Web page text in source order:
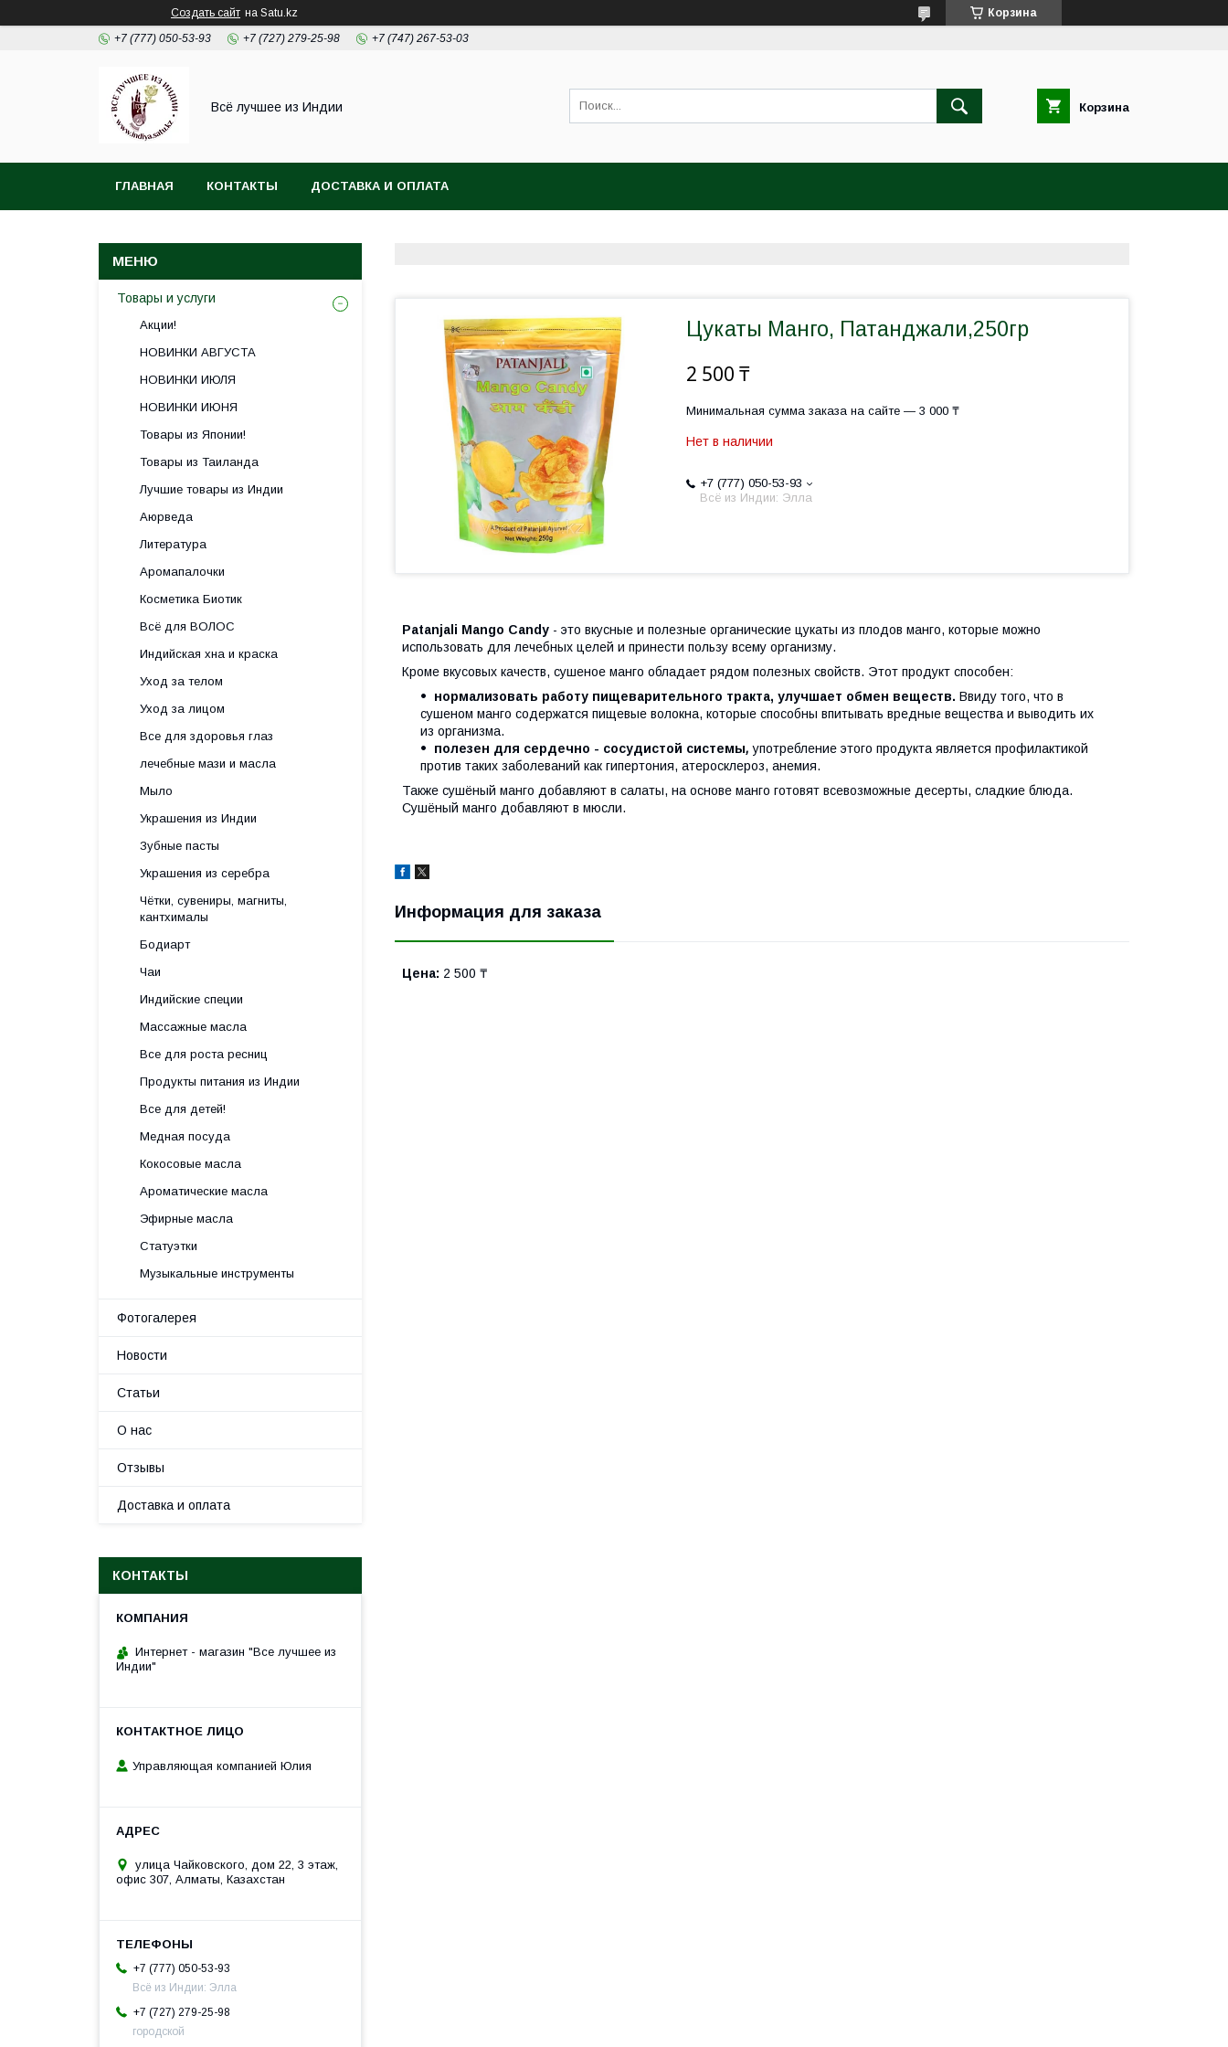
Создать сайт на Satu.kz Корзина
+7 (777) 050-53-93 +7 (727) 279-25-98 +7 (747) 267-53-03
Всё лучшее из Индии Корзина
ГЛАВНАЯ КОНТАКТЫ ДОСТАВКА И ОПЛАТА
Цукаты Манго, Патанджали,250гр
2 500 ₸
Минимальная сумма заказа на сайте — 3 000 ₸
Нет в наличии
+7 (777) 050-53-93
Всё из Индии: Элла
Patanjali Mango Candy - это вкусные и полезные органические цукаты из плодов манго, которые можно
использовать для лечебных целей и принести пользу всему организму.
Кроме вкусовых качеств, сушеное манго обладает рядом полезных свойств. Этот продукт способен:
нормализовать работу пищеварительного тракта, улучшает обмен веществ. Ввиду того, что в
сушеном манго содержатся пищевые волокна, которые способны впитывать вредные вещества и выводить их
из организма.
полезен для сердечно - сосудистой системы, употребление этого продукта является профилактикой
против таких заболеваний как гипертония, атеросклероз, анемия.
Также сушёный манго добавляют в салаты, на основе манго готовят всевозможные десерты, сладкие блюда.
Сушёный манго добавляют в мюсли.
Информация для заказа
Цена: 2 500 ₸
Товары и услуги
Акции!
НОВИНКИ АВГУСТА
НОВИНКИ ИЮЛЯ
НОВИНКИ ИЮНЯ
Товары из Японии!
Товары из Таиланда
Лучшие товары из Индии
Аюрведа
Литература
Аромапалочки
Косметика Биотик
Всё для ВОЛОС
Индийская хна и краска
Уход за телом
Уход за лицом
Все для здоровья глаз
лечебные мази и масла
Мыло
Украшения из Индии
Зубные пасты
Украшения из серебра
Чётки, сувениры, магниты,
кантхималы
Бодиарт
Чаи
Индийские специи
Массажные масла
Все для роста ресниц
Продукты питания из Индии
Все для детей!
Медная посуда
Кокосовые масла
Ароматические масла
Эфирные масла
Статуэтки
Музыкальные инструменты
Фотогалерея
Новости
Статьи
О нас
Отзывы
Доставка и оплата
КОНТАКТЫ
Интернет - магазин "Все лучшее из
Индии"
Управляющая компанией Юлия
улица Чайковского, дом 22, 3 этаж,
офис 307, Алматы, Казахстан
+7 (777) 050-53-93
Всё из Индии: Элла
+7 (727) 279-25-98
городской